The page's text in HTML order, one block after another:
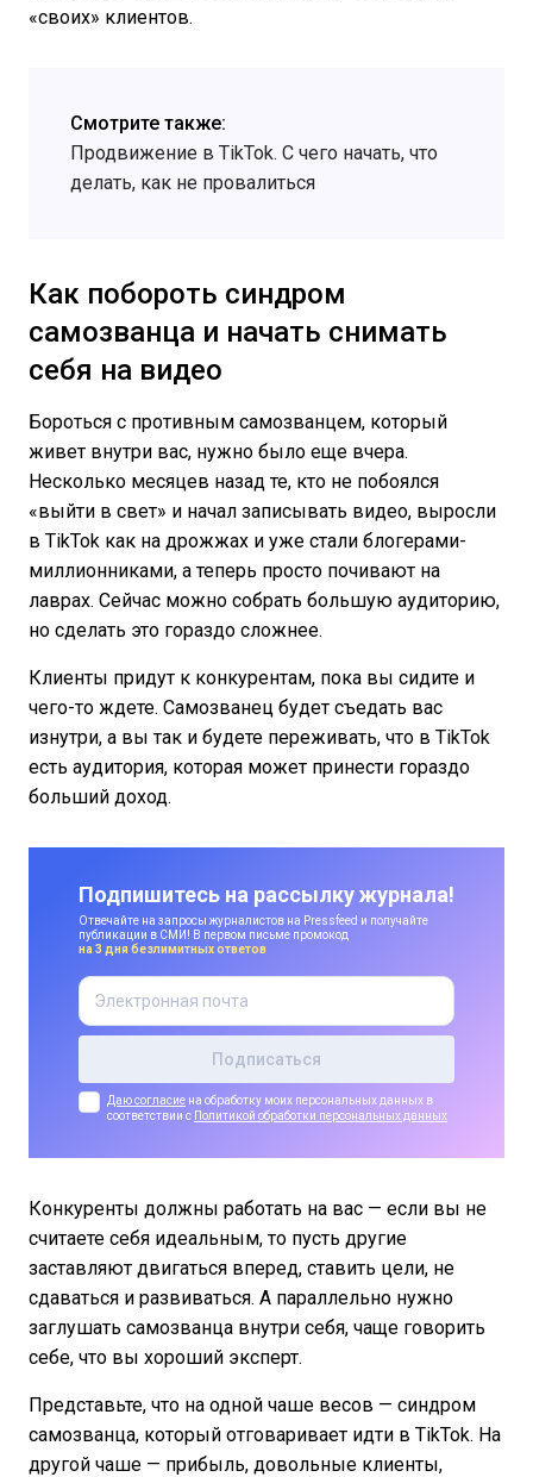
«своих» клиентов.
Смотрите также:
Продвижение в TikTok. С чего начать, что
делать, как не провалиться
Как побороть синдром
самозванца и начать снимать
себя на видео
Бороться с противным самозванцем, который
живет внутри вас, нужно было еще вчера.
Несколько месяцев назад те, кто не побоялся
«выйти в свет» и начал записывать видео, выросли
в TikTok как на дрожжах и уже стали блогерами-
миллионниками, а теперь просто почивают на
лаврах. Сейчас можно собрать большую аудиторию,
но сделать это гораздо сложнее.
Клиенты придут к конкурентам, пока вы сидите и
чего-то ждете. Самозванец будет съедать вас
изнутри, а вы так и будете переживать, что в TikTok
есть аудитория, которая может принести гораздо
больший доход.
Подпишитесь на рассылку журнала!
Отвечайте на запросы журналистов на Pressfeed и получайте
публикации в СМИ! В первом письме промокод
на 3 дня безлимитных ответов
Даю согласие на обработку моих персональных данных в
соответствии с Политикой обработки персональных данных
Конкуренты должны работать на вас — если вы не
считаете себя идеальным, то пусть другие
заставляют двигаться вперед, ставить цели, не
сдаваться и развиваться. А параллельно нужно
заглушать самозванца внутри себя, чаще говорить
себе, что вы хороший эксперт.
Представьте, что на одной чаше весов — синдром
самозванца, который отговаривает идти в TikTok. На
другой чаше — прибыль, довольные клиенты,